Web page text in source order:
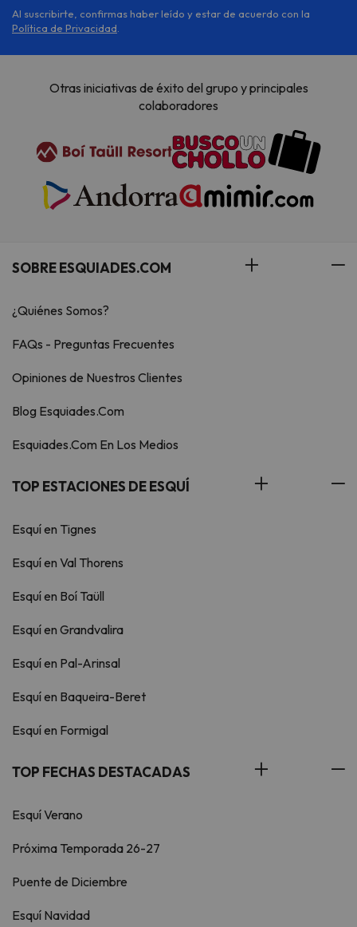
Al suscribirte, confirmas haber leído y estar de acuerdo con la
Política de Privacidad.
Otras iniciativas de éxito del grupo y principales
colaboradores
SOBRE ESQUIADES.COM
¿Quiénes Somos?
FAQs - Preguntas Frecuentes
Opiniones de Nuestros Clientes
Blog Esquiades.Com
Esquiades.Com En Los Medios
TOP ESTACIONES DE ESQUÍ
Esquí en Tignes
Esquí en Val Thorens
Esquí en Boí Taüll
Esquí en Grandvalira
Esquí en Pal-Arinsal
Esquí en Baqueira-Beret
Esquí en Formigal
TOP FECHAS DESTACADAS
Esquí Verano
Próxima Temporada 26-27
Puente de Diciembre
Esquí Navidad